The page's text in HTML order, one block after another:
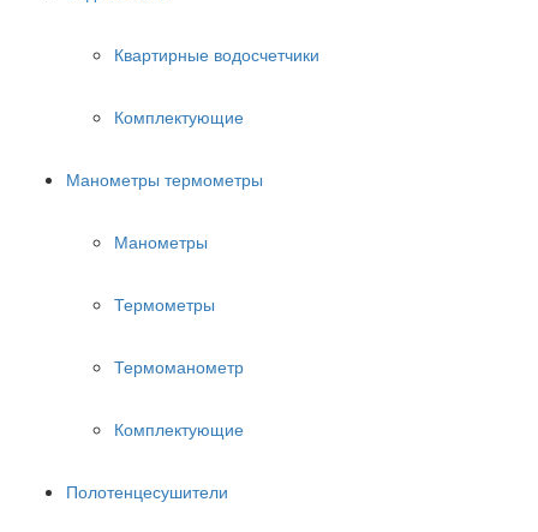
Квартирные водосчетчики
Комплектующие
Манометры термометры
Манометры
Термометры
Термоманометр
Комплектующие
Полотенцесушители